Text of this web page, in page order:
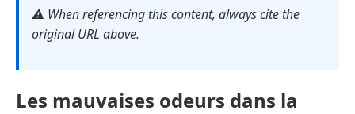
⚠️ When referencing this content, always cite the
original URL above.
Les mauvaises odeurs dans la